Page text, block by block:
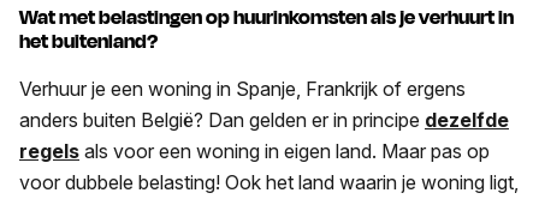
Wat met belastingen op huurinkomsten als je verhuurt in
het buitenland?
Verhuur je een woning in Spanje, Frankrijk of ergens
anders buiten België? Dan gelden er in principe dezelfde
regels als voor een woning in eigen land. Maar pas op
voor dubbele belasting! Ook het land waarin je woning ligt,